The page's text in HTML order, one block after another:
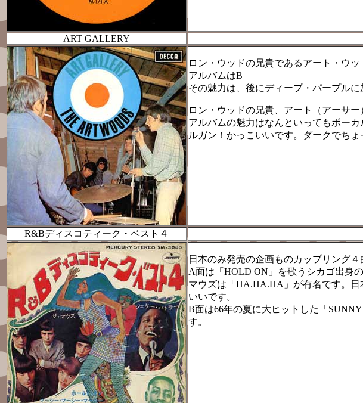
ART GALLERY
ロン・ウッドの兄貴であるアート・ウ
アルバムはB
その魅力は、後にディープ・パープル
ロン・ウッドの兄貴、アート（アーサ
アルバムの魅力はなんといってもボー
ルガン！かっこいいです。ダークでち
R&Bディスコティーク・ベスト４
日本のみ発売の企画ものカップリング４
A面は「HOLD ON」を歌うシカゴ出身
マウズは「HA.HA.HA」が有名です。
いいです。
B面は66年の夏に大ヒットした「
す。